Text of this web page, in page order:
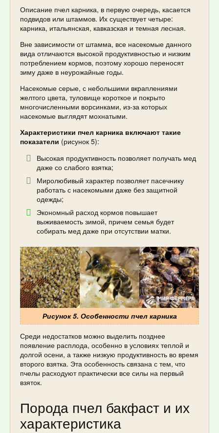
Описание пчел карника, в первую очередь, касается
подвидов или штаммов. Их существует четыре:
карника, итальянская, кавказская и темная лесная.
Вне зависимости от штамма, все насекомые данного
вида отличаются высокой продуктивностью и низким
потреблением кормов, поэтому хорошо переносят
зиму даже в неурожайные годы.
Насекомые серые, с небольшими вкраплениями
желтого цвета, туловище короткое и покрыто
многочисленными ворсинками, из-за которых
насекомые выглядят мохнатыми.
Характеристики пчел карника включают такие
показатели (рисунок 5):
Высокая продуктивность позволяет получать мед
даже со слабого взятка;
Миролюбивый характер позволяет пасечнику
работать с насекомыми даже без защитной
одежды;
Экономный расход кормов повышает
выживаемость зимой, причем семья будет
собирать мед даже при отсутствии матки.
Рисунок 5. Особенности пчел карника
Среди недостатков можно выделить позднее
появление расплода, особенно в условиях теплой и
долгой осени, а также низкую продуктивность во время
второго взятка. Эта особенность связана с тем, что
пчелы расходуют практически все силы на первый
взяток.
Порода пчел бакфаст и их
характеристика